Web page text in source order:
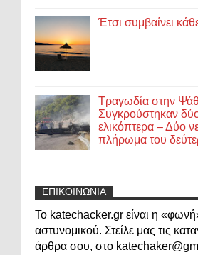
Έτσι συμβαίνει
Τραγωδία στην
Συγκρούστηκαν
ελικόπτερα – Δύο
πλήρωμα του
ΕΠΙΚΟΙΝΩΝΙΑ
Το katechacker.gr είναι η
αστυνομικού. Στείλε μας τις
άρθρα σου, στο